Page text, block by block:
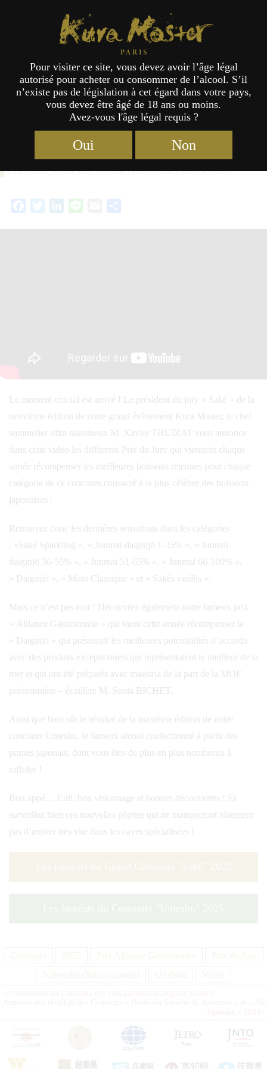
Annonce des résultats des
Concours « Saké » et « Umeshu »
2025
10/06/2025
Catégories :ConcoursÉtiquettes :2025,Prix Alliance
Gastronomie,Prix du Jury,Nihonshu (Saké japonais),Uméshu,Vidéo
FacebookTwitterLinkedIn Email
Le moment crucial est arrivé ! Le président du jury « Saké » de la
neuvième édition de notre grand évènement Kura Master, le chef
sommelier ultra talentueux M. Xavier THUIZAT vous annonce
dans cette vidéo les différents Prix du Jury qui viennent chaque
année récompenser les meilleures boissons retenues pour chaque
catégorie de ce concours consacré à la plus célèbre des boissons
japonaises :
Retrouvez donc les dernières sensations dans les catégories
: »Saké Sparkling », « Junmai-daiginjō 1-35% », « Junmai-
daiginjō 36-50% », « Junmai 51-65% », « Junmai 66-100% »,
« Daiginjō », « Moto Classique » et « Sakés vieillis ».
Mais ce n’est pas tout ! Découvrez également notre fameux prix
« Alliance Gastronomie » qui vient cette année récompenser le
« Daiginjō » qui présentait les meilleures potentialités d’accords
avec des produits exceptionnels qui représentaient le meilleur de la
mer et qui ont été préparés avec maestria de la part de la MOF
poissonnière – écaillère M. Sonia BICHET.
Ainsi que bien sûr le résultat de la troisième édition de notre
concours Umeshu, le fameux alcool confectionné à partir des
prunes japonais, dont vous êtes de plus en plus nombreux à
raffoler !
Bon appé… Euh, bon visionnage et bonnes découvertes ! Et
surveillez bien ces nouvelles pépites qui ne manqueront sûrement
pas d’arriver très vite dans les caves spécialisées !
Kura Master Paris
Pour visiter ce site, vous devez avoir l’âge légal
autorisé pour acheter ou consommer de l’alcool. S’il
n’existe pas de législation à cet égard dans votre pays,
vous devez être âgé de 18 ans ou moins.
Avez-vous l'âge légal requis ?
Oui Non